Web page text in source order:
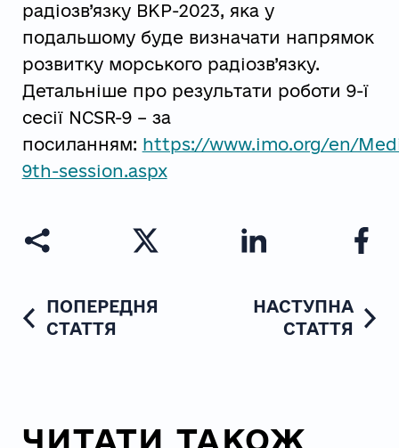
радіозв’язку ВКР-2023, яка у
подальшому буде визначати напрямок
розвитку морського радіозв’язку.
Детальніше про результати роботи 9-ї
сесії NCSR-9 – за
посиланням: https://www.imo.org/en/
9th-session.aspx
ПОПЕРЕДНЯ
СТАТТЯ
НАСТУПНА
СТАТТЯ
ЧИТАТИ ТАКОЖ